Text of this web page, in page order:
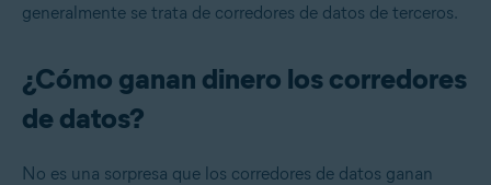
generalmente se trata de corredores de datos de terceros.
¿Cómo ganan dinero los corredores
de datos?
No es una sorpresa que los corredores de datos ganan